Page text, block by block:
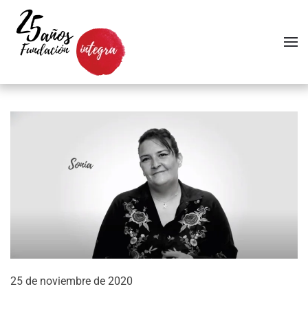
Skip to main content
25 de noviembre de 2020